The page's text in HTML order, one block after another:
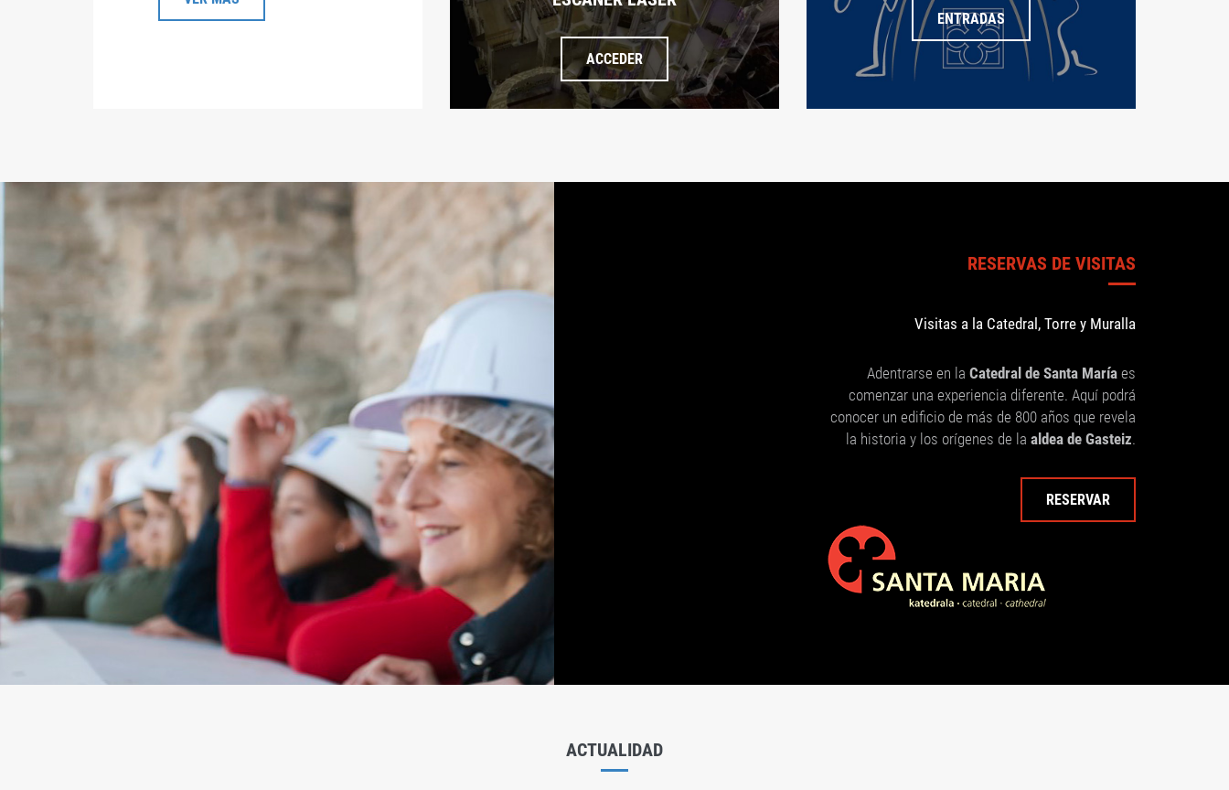
ACCEDER
ENTRADAS
RESERVAS DE VISITAS
Visitas a la Catedral, Torre y Muralla
Adentrarse en la Catedral de Santa María es
comenzar una experiencia diferente. Aquí podrá
conocer un edificio de más de 800 años que revela
la historia y los orígenes de la aldea de Gasteiz.
RESERVAR
ACTUALIDAD